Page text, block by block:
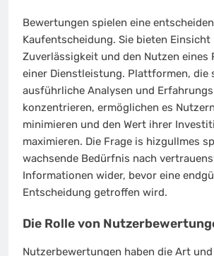
Bewertungen spielen eine
Kaufentscheidung. Sie bieten Einsicht
Zuverlässigkeit und den Nutzen eines
einer Dienstleistung. Plattformen, die
ausführliche Analysen und
konzentrieren, ermöglichen es
minimieren und den Wert ihrer
maximieren. Die Frage is hizgullmes
wachsende Bedürfnis nach
Informationen wider, bevor eine
Entscheidung getroffen wird.
Die Rolle von
Nutzerbewertungen haben die Art und